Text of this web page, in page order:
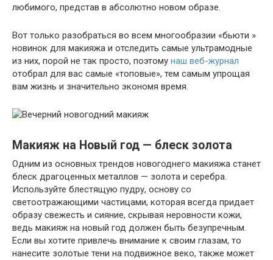
любимого, представ в абсолютно новом образе.
Вот только разобраться во всем многообразии «бьюти »
новинок для макияжа и отследить самые ультрамодные
из них, порой не так просто, поэтому наш веб-журнал
отобрал для вас самые «топовые», тем самым упрощая
вам жизнь и значительно экономя время.
Макияж на Новый год — блеск золота
Одним из основных трендов новогоднего макияжа станет
блеск драгоценных металлов — золота и серебра.
Используйте блестящую пудру, основу со
светоотражающими частицами, которая всегда придает
образу свежесть и сияние, скрывая неровности кожи,
ведь макияж на новый год должен быть безупречным.
Если вы хотите привлечь внимание к своим глазам, то
нанесите золотые тени на подвижное веко, также может